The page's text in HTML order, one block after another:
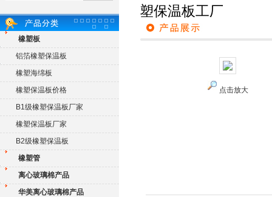
橡塑板
铝箔橡塑保温板
橡塑海绵板
橡塑保温板价格
B1级橡塑保温板厂家
橡塑保温板厂家
B2级橡塑保温板
橡塑管
离心玻璃棉产品
华美离心玻璃棉产品
塑保温板工厂
点击放大